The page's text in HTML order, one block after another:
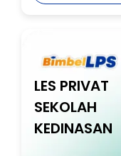
LES PRIVAT
SEKOLAH
KEDINASAN